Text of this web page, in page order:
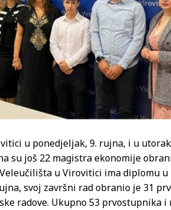
u ponedjeljak, 9. rujna, i u
su još 22 magistra ekonomije
u Virovitici ima diplomu u
svoj završni rad obranio je 31
radove. Ukupno 53 prvostupnika